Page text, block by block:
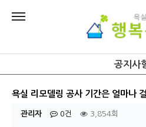
공지사
욕실 리모델링 공사 기간은 얼마나
관리자 0건 3,854회